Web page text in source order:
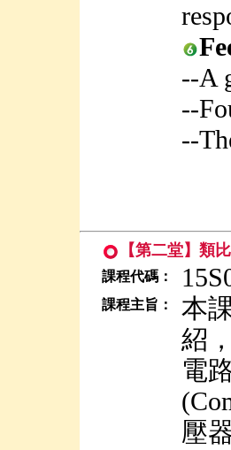
--A
--
--
【第二堂】類
課程代碼：
課程主旨：
本
紹
電
壓